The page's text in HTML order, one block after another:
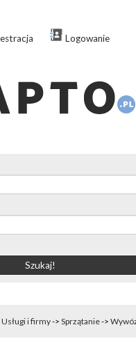
Logowanie
Usługi i firmy-> Sprzątanie->